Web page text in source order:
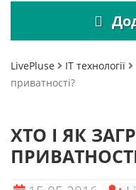
LivePluse ІТ технології
приватності?
ХТО І ЯК